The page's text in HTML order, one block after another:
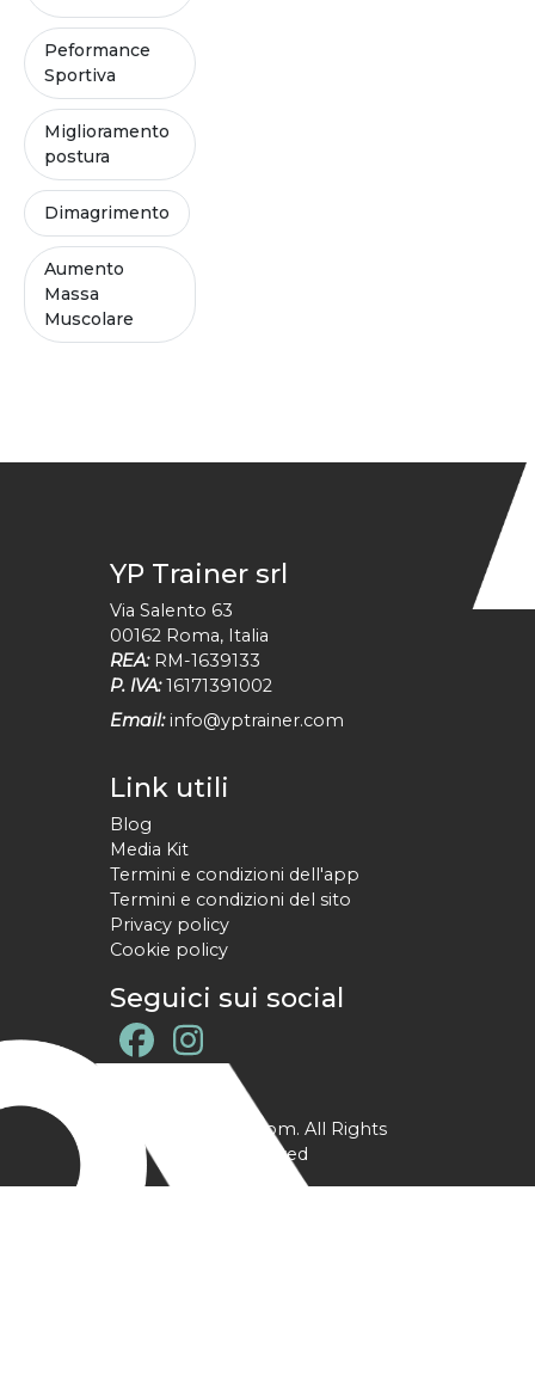
Peformance
Sportiva
Miglioramento
postura
Dimagrimento
Aumento
Massa
Muscolare
YP Trainer srl
Via Salento 63
00162 Roma, Italia
REA: RM-1639133
P. IVA: 16171391002
Email: info@yptrainer.com
Link utili
Blog
Media Kit
Termini e condizioni dell'app
Termini e condizioni del sito
Privacy policy
Cookie policy
Seguici sui social
@ YPtrainer.com. All Rights
Reserved